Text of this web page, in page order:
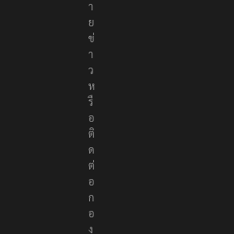
ห
ม
า
ย
ข่
า
ว
ห
รื
อ
ติ
ด
ต่
อ
ก